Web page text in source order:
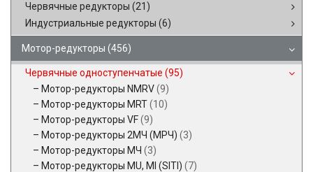
Червячные редукторы (21)
Индустриальные редукторы (6)
Мотор-редукторы (456)
Червячные одноступенчатые (95)
Мотор-редукторы NMRV(9)
Мотор-редукторы MRT(10)
Мотор-редукторы VF(9)
Мотор-редукторы 2МЧ (МРЧ) (3)
Мотор-редукторы МЧ (3)
Мотор-редукторы MU, MI (SITI) (7)